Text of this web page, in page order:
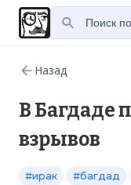
Назад
В Багдаде
взрывов
#ирак #багдад